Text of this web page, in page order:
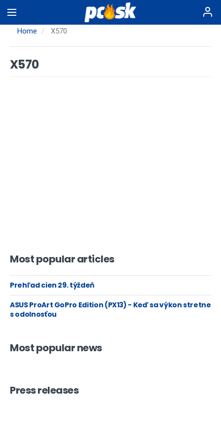
mainHome X570
X570
Most popular articles
Prehľad cien 29. týždeň
ASUS ProArt GoPro Edition (PX13) - Keď sa výkon stretne
s odolnosťou
Most popular news
Press releases